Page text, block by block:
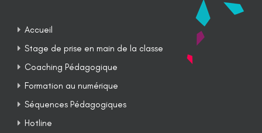
Accueil
Stage de prise en main de la classe
Coaching Pédagogique
Formation au numérique
Séquences Pédagogiques
Hotline